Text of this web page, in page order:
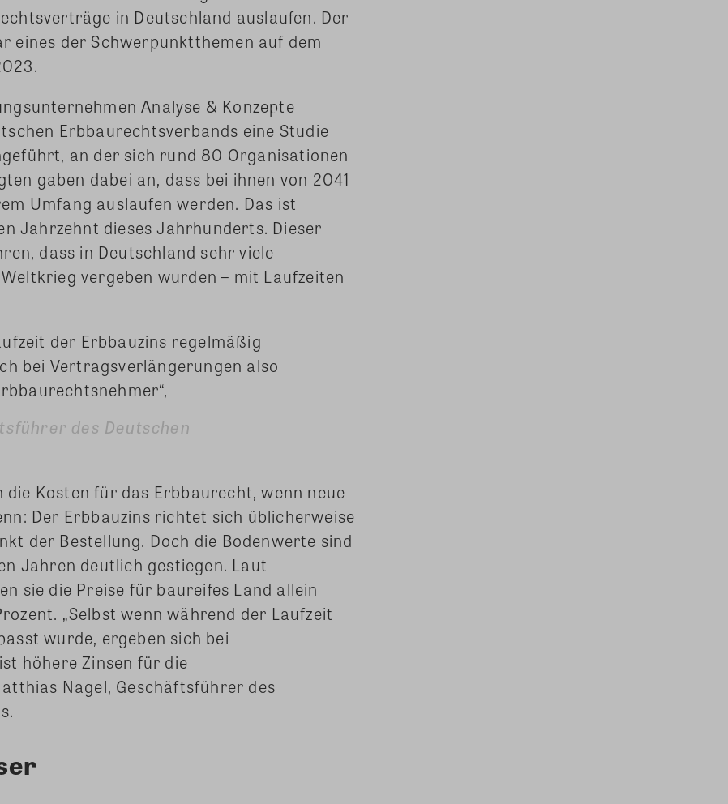
in Deutschland auslaufen. Der
eines der Schwerpunktthemen auf dem
Analyse & Konzepte
Erbbaurechtsverbands eine Studie
an der sich rund 80 Organisationen
gaben dabei an, dass bei ihnen von 2041
Umfang auslaufen werden. Das ist
Jahrzehnt dieses Jahrhunderts. Dieser
dass in Deutschland sehr viele
vergeben wurden – mit Laufzeiten
der Erbbauzins regelmäßig
bei Vertragsverlängerungen also
des Deutschen
Kosten für das Erbbaurecht, wenn neue
Der Erbbauzins richtet sich üblicherweise
der Bestellung. Doch die Bodenwerte sind
Jahren deutlich gestiegen. Laut
sie die Preise für baureifes Land allein
„Selbst wenn während der Laufzeit
wurde, ergeben sich bei
höhere Zinsen für die
Nagel, Geschäftsführer des